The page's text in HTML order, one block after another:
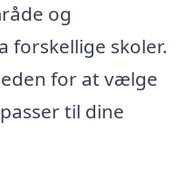
og
forskellige skoler.
for at vælge
til dine